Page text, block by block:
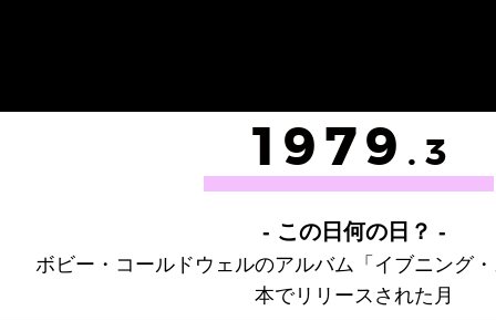
1979 .3
- この日何の日？ -
ボビー・コールドウェルのアルバム「イブニング
本でリリースされた月